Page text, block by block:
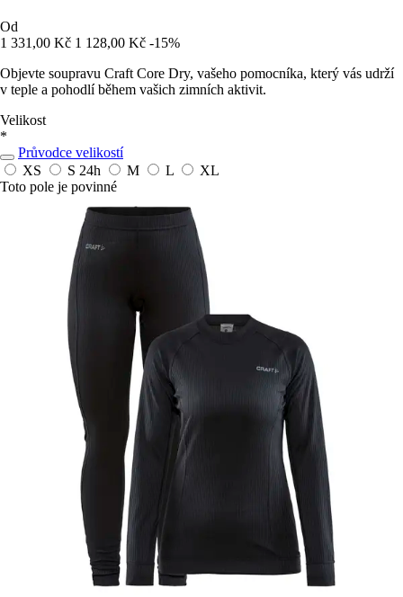
Od
1 331,00 Kč 1 128,00 Kč -15%
Objevte soupravu Craft Core Dry, vašeho pomocníka, který vás udrží
v teple a pohodlí během vašich zimních aktivit.
Velikost
*
Průvodce velikostí
XS
S 24h M L
XL
Toto pole je povinné